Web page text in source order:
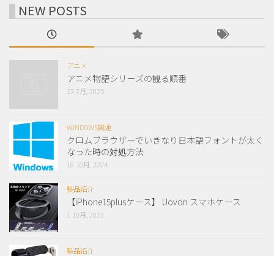
NEW POSTS
アニメ
アニメ物語シリーズの観る順番
13 7月, 2025
WINDOWS関連
クロムブラウザーでいきなり日本語フォントが太く
なった時の対処方法
16 10月, 2024
製品紹介
【iPhone15plusケース】 Uovon スマホケース
1 10月, 2023
製品紹介